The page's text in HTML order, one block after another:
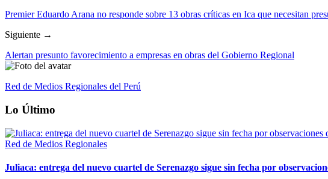
Premier Eduardo Arana no responde sobre 13 obras críticas en Ica que necesitan
Siguiente →
Alertan presunto favorecimiento a empresas en obras del Gobierno Regional
Red de Medios Regionales del Perú
Lo Último
Red de Medios Regionales
Juliaca: entrega del nuevo cuartel de Serenazgo sigue sin fecha por